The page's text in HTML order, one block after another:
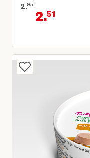
2.95
Oorspronkelijke
2.51